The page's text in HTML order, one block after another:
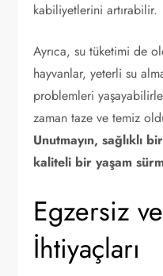
kabiliyetlerini artırabilir.
Ayrıca, su tüketimi de
hayvanlar, yeterli su
problemleri
zaman taze ve temiz
Unutmayın, sağlıklı
kaliteli bir yaşam
Egzersiz
İhtiyaçları